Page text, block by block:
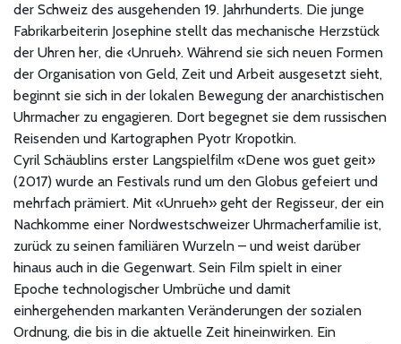
der Schweiz des ausgehenden 19. Jahrhunderts. Die junge
Fabrikarbeiterin Josephine stellt das mechanische Herzstück
der Uhren her, die ‹Unrueh›. Während sie sich neuen Formen
der Organisation von Geld, Zeit und Arbeit ausgesetzt sieht,
beginnt sie sich in der lokalen Bewegung der anarchistischen
Uhrmacher zu engagieren. Dort begegnet sie dem russischen
Reisenden und Kartographen Pyotr Kropotkin.
Cyril Schäublins erster Langspielfilm «Dene wos guet geit»
(2017) wurde an Festivals rund um den Globus gefeiert und
mehrfach prämiert. Mit «Unrueh» geht der Regisseur, der ein
Nachkomme einer Nordwestschweizer Uhrmacherfamilie ist,
zurück zu seinen familiären Wurzeln – und weist darüber
hinaus auch in die Gegenwart. Sein Film spielt in einer
Epoche technologischer Umbrüche und damit
einhergehenden markanten Veränderungen der sozialen
Ordnung, die bis in die aktuelle Zeit hineinwirken. Ein